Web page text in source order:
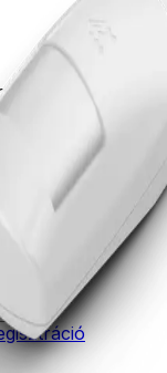
oldalunkon
az
új jelszót,
használni.